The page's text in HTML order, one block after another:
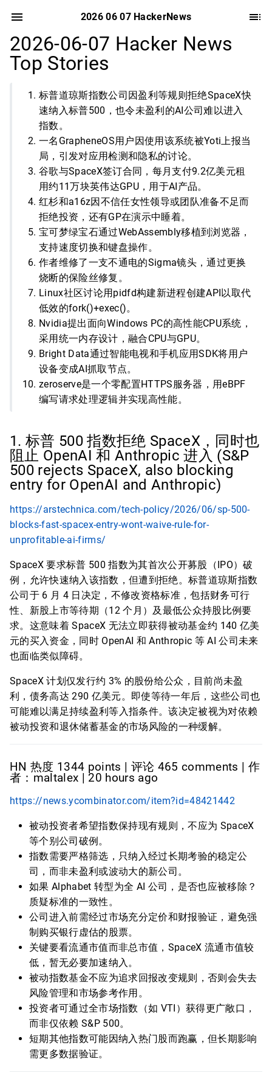
2026 06 07 HackerNews
2026-06-07 Hacker News
Top Stories
标普道琼斯指数公司因盈利等规则拒绝SpaceX快
速纳入标普500，也令未盈利的AI公司难以进入
指数。
一名GrapheneOS用户因使用该系统被Yoti上报当
局，引发对应用检测和隐私的讨论。
谷歌与SpaceX签订合同，每月支付9.2亿美元租
用约11万块英伟达GPU，用于AI产品。
红杉和a16z因不信任女性领导或团队准备不足而
拒绝投资，还有GP在演示中睡着。
宝可梦绿宝石通过WebAssembly移植到浏览器，
支持速度切换和键盘操作。
作者维修了一支不通电的Sigma镜头，通过更换
烧断的保险丝修复。
Linux社区讨论用pidfd构建新进程创建API以取代
低效的fork()+exec()。
Nvidia提出面向Windows PC的高性能CPU系统，
采用统一内存设计，融合CPU与GPU。
Bright Data通过智能电视和手机应用SDK将用户
设备变成AI抓取节点。
zeroserve是一个零配置HTTPS服务器，用eBPF
编写请求处理逻辑并实现高性能。
1. 标普 500 指数拒绝 SpaceX，同时也
阻止 OpenAI 和 Anthropic 进入 (S&P
500 rejects SpaceX, also blocking
entry for OpenAI and Anthropic)
https://arstechnica.com/tech-policy/2026/06/sp-500-
blocks-fast-spacex-entry-wont-waive-rule-for-
unprofitable-ai-firms/
SpaceX 要求标普 500 指数为其首次公开募股（IPO）破
例，允许快速纳入该指数，但遭到拒绝。标普道琼斯指数
公司于 6 月 4 日决定，不修改资格标准，包括财务可行
性、新股上市等待期（12 个月）及最低公众持股比例要
求。这意味着 SpaceX 无法立即获得被动基金约 140 亿美
元的买入资金，同时 OpenAI 和 Anthropic 等 AI 公司未来
也面临类似障碍。
SpaceX 计划仅发行约 3% 的股份给公众，目前尚未盈
利，债务高达 290 亿美元。即使等待一年后，这些公司也
可能难以满足持续盈利等入指条件。该决定被视为对依赖
被动投资和退休储蓄基金的市场风险的一种缓解。
HN 热度 1344 points | 评论 465 comments | 作
者：maltalex | 20 hours ago
https://news.ycombinator.com/item?id=48421442
被动投资者希望指数保持现有规则，不应为 SpaceX
等个别公司破例。
指数需要严格筛选，只纳入经过长期考验的稳定公
司，而非未盈利或波动大的新公司。
如果 Alphabet 转型为全 AI 公司，是否也应被移除？
质疑标准的一致性。
公司进入前需经过市场充分定价和财报验证，避免强
制购买银行虚估的股票。
关键要看流通市值而非总市值，SpaceX 流通市值较
低，暂无必要加速纳入。
被动指数基金不应为追求回报改变规则，否则会失去
风险管理和市场参考作用。
投资者可通过全市场指数（如 VTI）获得更广敞口，
而非仅依赖 S&P 500。
短期其他指数可能因纳入热门股而跑赢，但长期影响
需更多数据验证。